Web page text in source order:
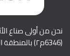
نحن من أولى صناع
(6346م٢) بالمنطقة الصناعية بكوم ابو راضي ,بني سويف.